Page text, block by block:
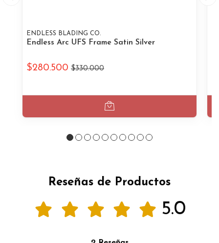
ENDLESS BLADING CO.
Endless Arc UFS Frame Satin Silver
$280.500 $330.000
Reseñas de Productos
5.0